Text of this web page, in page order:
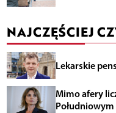
NAJCZĘŚCIEJ
Lekarskie
Mimo afery
Południowym